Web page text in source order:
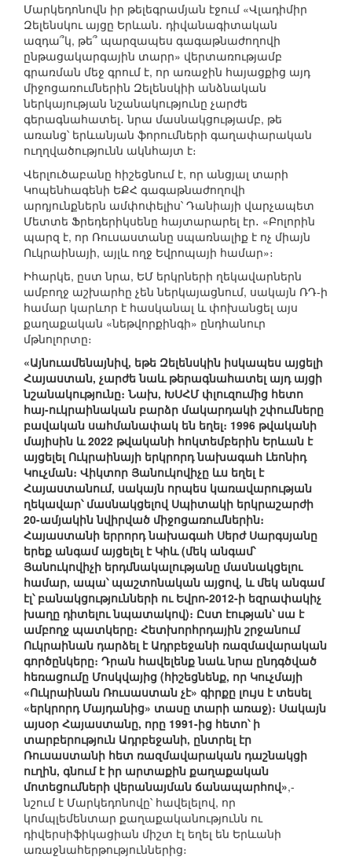
Մարկեդոնովն իր թելեգրամյան էջում «Վլադիմիր
Զելենսկու այցը Երևան․ դիվանագիտական
ազդա՞կ, թե՞ պարզապես գագաթնաժողովի
ընթացակարգային տարր» վերտառությամբ
գրառման մեջ գրում է, որ առաջին հայացքից այդ
միջոցառումներին Զելենսկիի անձնական
ներկայության նշանակությունը չարժե
գերագնահատել․ նրա մասնակցությամբ, թե
առանց՝ երևանյան ֆորումների գաղափարական
ուղղվածությունն ակնհայտ է։
Վերլուծաբանը հիշեցնում է, որ անցյալ տարի
Կոպենհագենի ԵՔՀ գագաթնաժողովի
արդյունքներն ամփոփելիս՝ Դանիայի վարչապետ
Մետտե Ֆրեդերիկսենը հայտարարել էր․ «Բոլորին
պարզ է, որ Ռուսաստանը սպառնալիք է ոչ միայն
Ուկրաինայի, այլև ողջ Եվրոպայի համար»։
Իհարկե, ըստ նրա, ԵՄ երկրների ղեկավարներն
ամբողջ աշխարհը չեն ներկայացնում, սակայն ՌԴ-ի
համար կարևոր է հասկանալ և փոխանցել այս
քաղաքական «նեթվորքինգի» ընդհանուր
մթնոլորտը։
«Այնուամենայնիվ, եթե Զելենսկին իսկապես այցելի
Հայաստան, չարժե նաև թերագնահատել այդ այցի
նշանակությունը։ Նախ, ԽՍՀՄ փլուզումից հետո
հայ-ուկրաինական բարձր մակարդակի շփումները
բավական սահմանափակ են եղել։ 1996 թվականի
մայիսին և 2022 թվականի հոկտեմբերին Երևան է
այցելել Ուկրաինայի երկրորդ նախագահ Լեոնիդ
Կուչման։ Վիկտոր Յանուկովիչը ևս եղել է
Հայաստանում, սակայն որպես կառավարության
ղեկավար՝ մասնակցելով Սպիտակի երկրաշարժի
20-ամյակին նվիրված միջոցառումներին։
Հայաստանի երրորդ նախագահ Սերժ Սարգսյանը
երեք անգամ այցելել է Կիև (մեկ անգամ՝
Յանուկովիչի երդմնակալությանը մասնակցելու
համար, ապա՝ պաշտոնական այցով, և մեկ անգամ
էլ՝ բանակցությունների ու Եվրո-2012-ի եզրափակիչ
խաղը դիտելու նպատակով)։ Ըստ էության՝ սա է
ամբողջ պատկերը։ Հետխորհրդային շրջանում
Ուկրաինան դարձել է Ադրբեջանի ռազմավարական
գործընկերը։ Դրան հավելենք նաև նրա ընդգծված
հեռացումը Մոսկվայից (հիշեցնենք, որ Կուչմայի
«Ուկրաինան Ռուսաստան չէ» գիրքը լույս է տեսել
«երկրորդ Մայդանից» տասը տարի առաջ)։ Սակայն
այսօր Հայաստանը, որը 1991-ից հետո՝ ի
տարբերություն Ադրբեջանի, ընտրել էր
Ռուսաստանի հետ ռազմավարական դաշնակցի
ուղին, գնում է իր արտաքին քաղաքական
մոտեցումների վերանայման ճանապարհով»,-
նշում է Մարկեդոնովը՝ հավելելով, որ
կոմպլեմենտար քաղաքականությունն ու
դիվերսիֆիկացիան միշտ էլ եղել են Երևանի
առաջնահերթություններից։